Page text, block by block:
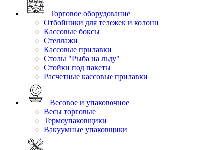
Торговое оборудование
Отбойники для тележек и колонн
Кассовые боксы
Стеллажи
Кассовые прилавки
Столы "Рыба на льду"
Стойки под пакеты
Расчетные кассовые прилавки
Весовое и упаковочное
Весы торговые
Термоупаковщики
Вакуумные упаковщики